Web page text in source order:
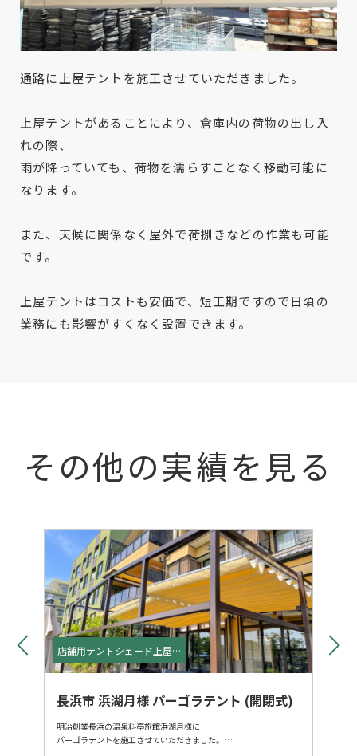
通路に上屋テントを施工させていただきました。
上屋テントがあることにより、倉庫内の荷物の出し入
れの際、
雨が降っていても、荷物を濡らすことなく移動可能に
なります。
また、天候に関係なく屋外で荷捌きなどの作業も可能
です。
上屋テントはコストも安価で、短工期ですので日頃の
業務にも影響がすくなく設置できます。
その他の実績を見る
長浜市 浜湖月様 パーゴラテント (開閉式)
明治創業長浜の温泉料亭旅館浜湖月様に
パーゴラテントを施工させていただきました。
店舗用テントシェード上屋・
開閉式テント